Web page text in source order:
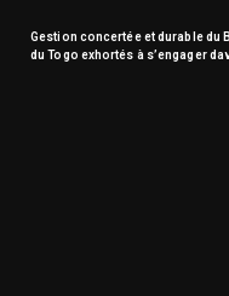
Gestion concertée et durable du
du Togo exhortés à s’engager